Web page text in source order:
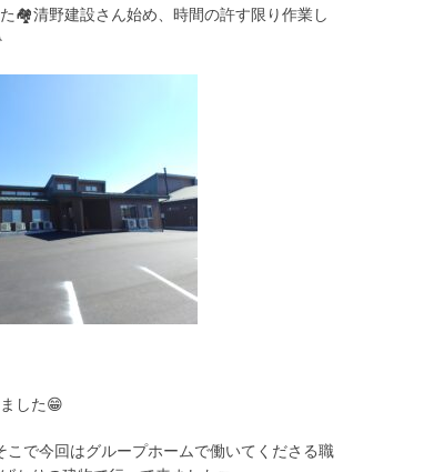
🏘️清野建設さん始め、時間の許す限り作業し
した😁
で今回はグループホームで働いてくださる職